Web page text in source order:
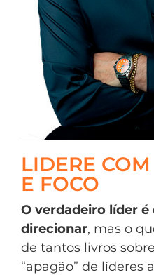
LIDERE
E FOCO
O verdadeiro líder é
direcionar, mas o
de tantos livros
“apagão” de líderes